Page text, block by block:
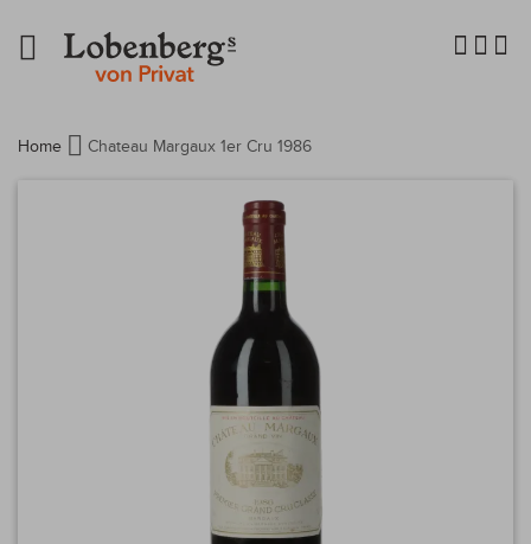
Navigation
umschalten
Home Chateau Margaux 1er Cru 1986